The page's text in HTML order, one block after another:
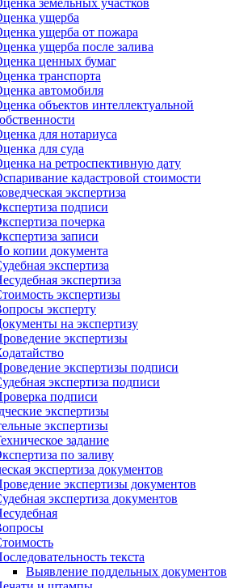
земельных участков
ущерба
ущерба от пожара
ущерба после залива
ценных бумаг
транспорта
автомобиля
объектов интеллектуальной
для нотариуса
для суда
на ретроспективную дату
кадастровой стоимости
экспертиза
подписи
почерка
записи
копии документа
экспертиза
экспертиза
экспертизы
эксперту
на экспертизу
экспертизы
экспертизы подписи
экспертиза подписи
подписи
экспертизы
экспертизы
задание
по заливу
экспертиза документов
экспертизы документов
экспертиза документов
текста
Выявление поддельных документов